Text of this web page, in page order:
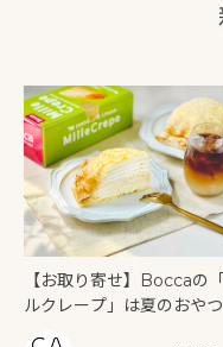
【お取り寄せ】Boccaの
ルクレープ」は夏のおや